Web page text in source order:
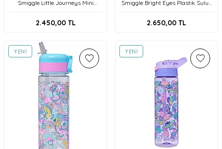
Smiggle Little Journeys Mini
Pembe
2.450,00TL
Smiggle Bright Eyes Plastik Suluk
2.650,00 TL
YENI YENI